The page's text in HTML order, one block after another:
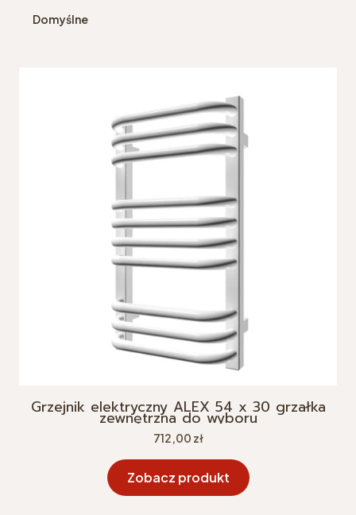
Domyślne
Grzejnik elektryczny ALEX 54 x 30 grzałka
zewnętrzna do wyboru
Cena
712,00 zł
Zobacz produkt